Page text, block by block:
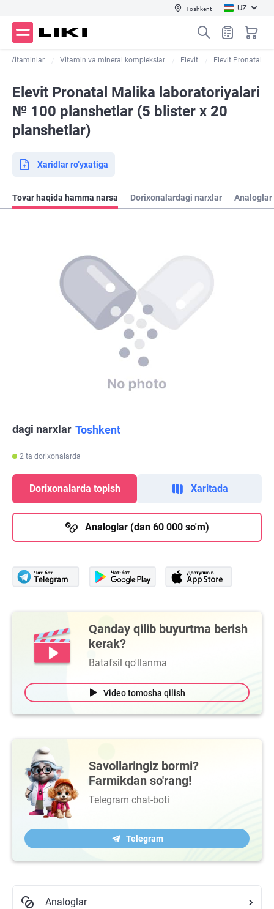
Toshkent UZ
Vitaminlar Vitamin va mineral komplekslar Elevit Elevit Pronatal
Elevit Pronatal Malika laboratoriyalari
№ 100 planshetlar (5 blister х 20
planshetlar)
Xaridlar ro‘yxatiga
Tovar haqida hamma narsa Dorixonalardagi narxlar Analoglar
dagi narxlar Toshkent
2 ta dorixonalarda
Dorixonalarda topish Xaritada
Analoglar (dan 60 000 so'm)
Qanday qilib buyurtma berish
kerak?
Batafsil qo'llanma
Video tomosha qilish
Savollaringiz bormi?
Farmikdan so'rang!
Telegram chat-boti
Telegram
Analoglar